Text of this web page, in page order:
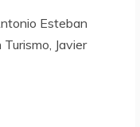
Esteban
Javier